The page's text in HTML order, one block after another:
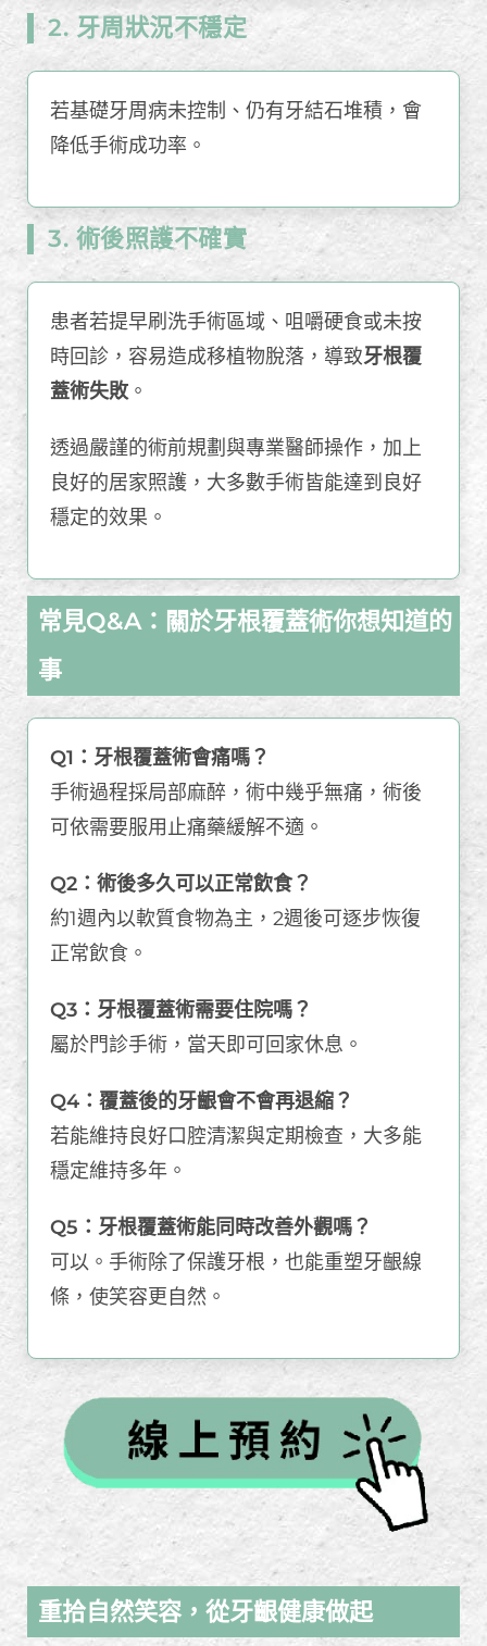
2. 牙周狀況不穩定
若基礎牙周病未控制、仍有牙結石堆積，會
降低手術成功率。
3. 術後照護不確實
患者若提早刷洗手術區域、咀嚼硬食或未按
時回診，容易造成移植物脫落，導致牙根覆
蓋術失敗 。
透過嚴謹的術前規劃與專業醫師操作，加上
良好的居家照護，大多數手術皆能達到良好
穩定的效果。
常見Q&A：關於牙根覆蓋術你想知道的
事
Q1：牙根覆蓋術會痛嗎？
手術過程採局部麻醉，術中幾乎無痛，術後
可依需要服用止痛藥緩解不適。
Q2：術後多久可以正常飲食？
約1週內以軟質食物為主，2週後可逐步恢復
正常飲食。
Q3：牙根覆蓋術需要住院嗎？
屬於門診手術，當天即可回家休息。
Q4：覆蓋後的牙齦會不會再退縮？
若能維持良好口腔清潔與定期檢查，大多能
穩定維持多年。
Q5：牙根覆蓋術能同時改善外觀嗎？
可以。手術除了保護牙根，也能重塑牙齦線
條，使笑容更自然。
重拾自然笑容，從牙齦健康做起